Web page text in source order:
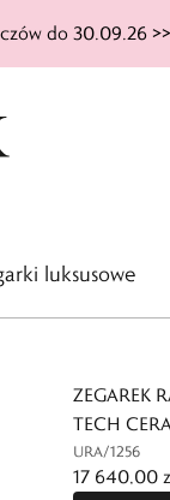
do 30.09.26 >>
luksusowe
ZEGAREK
TECH
URA/1256
17 640,00